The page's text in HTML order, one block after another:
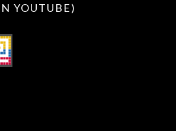
YOUTUBE)